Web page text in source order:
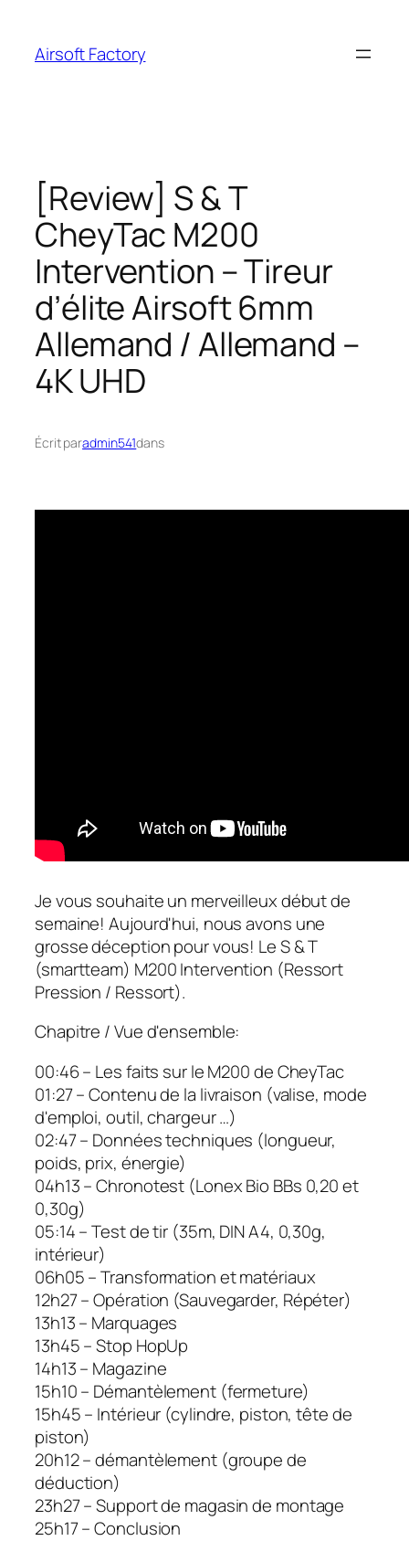
contenu
Airsoft Factory
[Review] S & T
CheyTac M200
Intervention – Tireur
d’élite Airsoft 6mm
Allemand / Allemand –
4K UHD
Écrit paradmin541dans
Je vous souhaite un merveilleux début de
semaine! Aujourd'hui, nous avons une
grosse déception pour vous! Le S & T
(smartteam) M200 Intervention (Ressort
Pression / Ressort).
Chapitre / Vue d'ensemble:
00:46 – Les faits sur le M200 de CheyTac
01:27 – Contenu de la livraison (valise, mode
d'emploi, outil, chargeur …)
02:47 – Données techniques (longueur,
poids, prix, énergie)
04h13 – Chronotest (Lonex Bio BBs 0,20 et
0,30g)
05:14 – Test de tir (35m, DIN A4, 0,30g,
intérieur)
06h05 – Transformation et matériaux
12h27 – Opération (Sauvegarder, Répéter)
13h13 – Marquages
13h45 – Stop HopUp
14h13 – Magazine
15h10 – Démantèlement (fermeture)
15h45 – Intérieur (cylindre, piston, tête de
piston)
20h12 – démantèlement (groupe de
déduction)
23h27 – Support de magasin de montage
25h17 – Conclusion